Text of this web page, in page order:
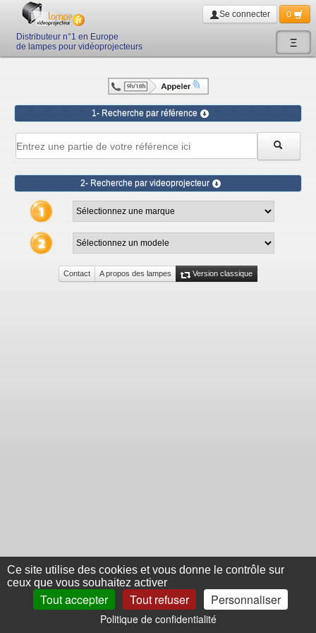
Ξ
Distributeur n°1 en Europe
de lampes pour vidéoprojecteurs
Se connecter 0
1- Recherche par référence
2- Recherche par videoprojecteur
Contact A propos des lampes Version classique
Ce site utilise des cookies et vous donne le contrôle sur
ceux que vous souhaitez activer
Tout accepter Tout refuser Personnaliser
Politique de confidentialité